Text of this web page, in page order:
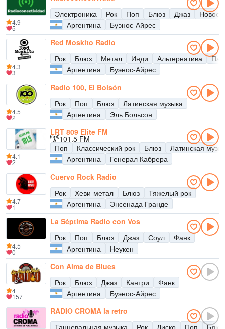
Электроника
Рок Поп Блюз Джаз
Аргентина
Буэнос-Айрес
4.9
5
Red Moskito Radio
Рок
Блюз Метал Инди Альтернатива
Аргентина
Буэнос-Айрес
4.3
3
Radio 100, El Bolsón
Рок
Поп Блюз
Латинская музыка
Аргентина
Эль Больсон
4.5
2
LRT 809 Elite FM
101.5 FM
Поп
Классический рок Блюз
Латинская
Аргентина
Генерал Кабрера
4.1
2
Cuervo Rock Radio
Рок
Хеви-метал Блюз
Тяжелый рок
Аргентина
Энсенада Гранде
4.7
1
La Séptima Radio con Vos
Рок
Поп Блюз Джаз Соул
Фанк
Аргентина
Неукен
4.5
0
Con Alma de Blues
Рок
Блюз Джаз Кантри
Фанк
Аргентина
Буэнос-Айрес
4
157
RADIO CROMA la retro
Танцевальная музыка
Рок Диско Поп Блюз